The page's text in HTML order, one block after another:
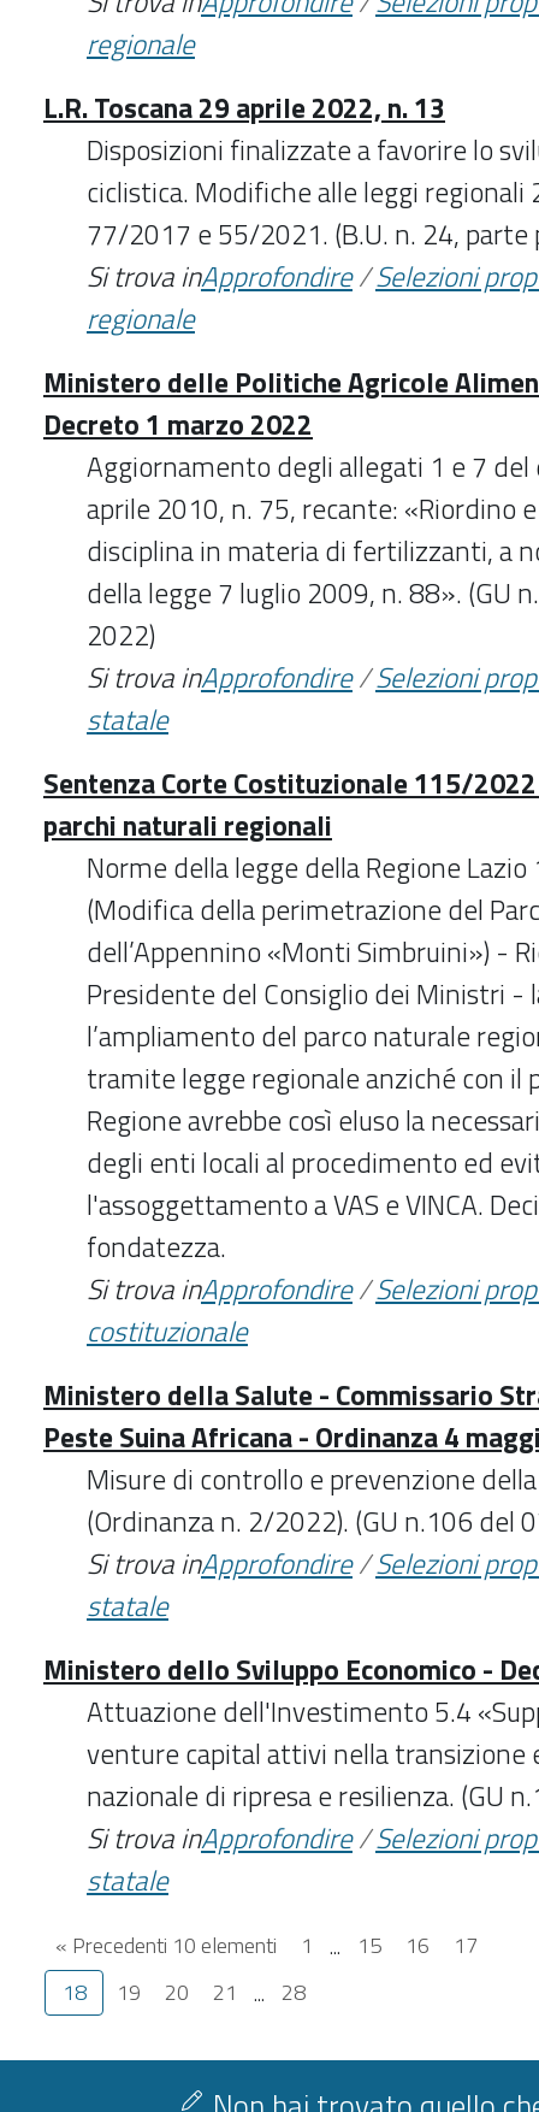
regionale
L.R. Toscana 29 aprile 2022, n. 13
Disposizioni finalizzate a favorire lo
ciclistica. Modifiche alle leggi
77/2017 e 55/2021. (B.U. n. 24,
Si trova inApprofondire/Selezioni
regionale
Ministero delle Politiche Agricole
Decreto 1 marzo 2022
Aggiornamento degli allegati 1 e 7
aprile 2010, n. 75, recante: «Riordino
disciplina in materia di fertilizzanti, a
della legge 7 luglio 2009, n. 88». (GU
2022)
Si trova inApprofondire/Selezioni
statale
Sentenza Corte Costituzionale 115/
parchi naturali regionali
Norme della legge della Regione
(Modifica della perimetrazione del
dell’Appennino «Monti Simbruini») -
Presidente del Consiglio dei Ministri -
l’ampliamento del parco naturale
tramite legge regionale anziché con il
Regione avrebbe così eluso la
degli enti locali al procedimento ed
l'assoggettamento a VAS e VINCA.
fondatezza.
Si trova inApprofondire/Selezioni
costituzionale
Ministero della Salute - Commissario
Peste Suina Africana - Ordinanza 4
Misure di controllo e prevenzione
(Ordinanza n. 2/2022). (GU n.106 del
Si trova inApprofondire/Selezioni
statale
Ministero dello Sviluppo Economico -
Attuazione dell'Investimento 5.4
venture capital attivi nella transizione
nazionale di ripresa e resilienza. (GU
Si trova inApprofondire/Selezioni
statale
« Precedenti 10 elementi 1 ... 15 16
17
18
19 20 21 ... 28